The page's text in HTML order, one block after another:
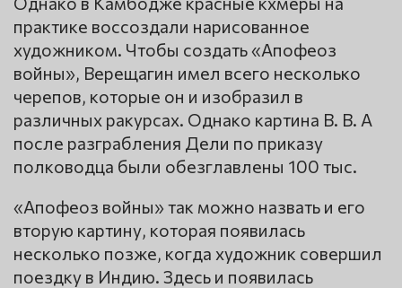
практике воссоздали нарисованное
художником. Чтобы создать «Апофеоз
войны», Верещагин имел всего несколько
черепов, которые он и изобразил в
различных ракурсах. Однако картина В. В. А
после разграбления Дели по приказу
полководца были обезглавлены 100 тыс.
«Апофеоз войны» так можно назвать и его
вторую картину, которая появилась
несколько позже, когда художник совершил
поездку в Индию. Здесь и появилась